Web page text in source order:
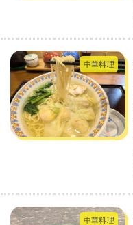
中華料理
中華料理